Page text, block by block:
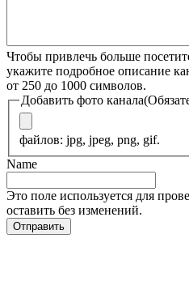
Чтобы привлечь больше
укажите подробное описание
от 250 до 1000 символов.
Добавить фото канала
файлов: jpg, jpeg, png, gif.
Name
Это поле используется для
оставить без изменений.